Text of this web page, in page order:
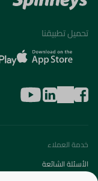
تحميل تطبيقنا
خدمة العملاء
الأسئلة الشائعة